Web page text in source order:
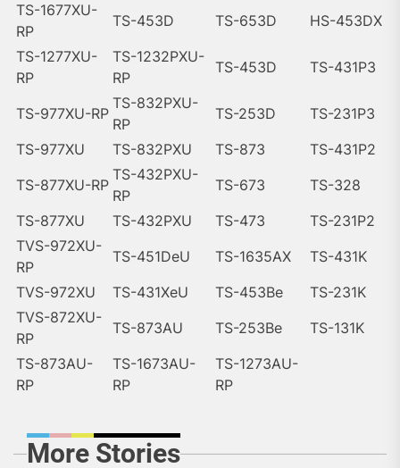
TS-1677XU-
RP
TS-453D TS-653D
HS-453DX
TS-1277XU-
RP
TS-1232PXU-
RP
TS-453D TS-431P3
TS-977XU-RP
TS-832PXU-
RP
TS-253D
TS-231P3
TS-977XU
TS-832PXU TS-873
TS-431P2
TS-877XU-RP
TS-432PXU-
RP
TS-673
TS-328
TS-877XU
TS-432PXU TS-473
TS-231P2
TVS-972XU-
RP
TS-451DeU TS-1635AX
TS-431K
TVS-972XU
TS-431XeU TS-453Be
TS-231K
TVS-872XU-
RP
TS-873AU TS-253Be
TS-131K
TS-873AU-
RP
TS-1673AU-
RP
TS-1273AU-
RP
More Stories